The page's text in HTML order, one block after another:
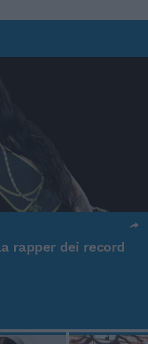
rapper dei record